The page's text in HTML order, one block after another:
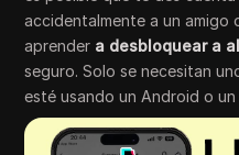
accidentalmente a un amigo
aprender a desbloquear a
seguro. Solo se necesitan
esté usando un Android o un